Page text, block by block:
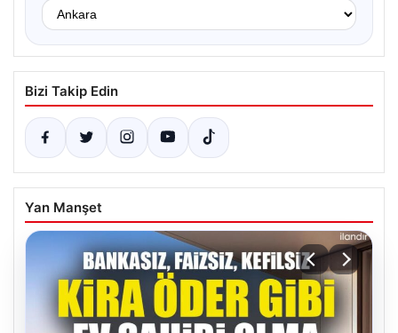
Bizi Takip Edin
Yan Manşet